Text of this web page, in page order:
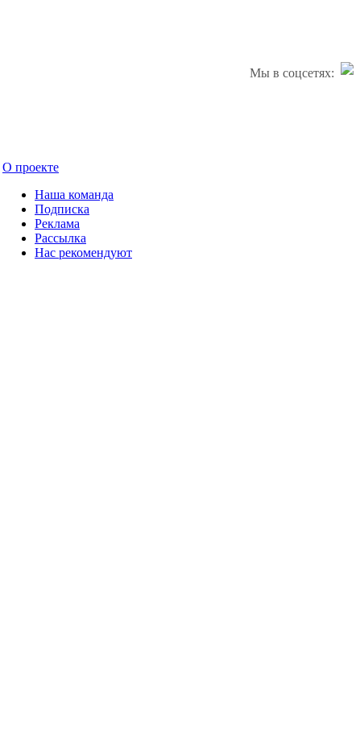
Мы в соцсетях:
О проекте
Наша команда
Подписка
Реклама
Рассылка
Нас рекомендуют